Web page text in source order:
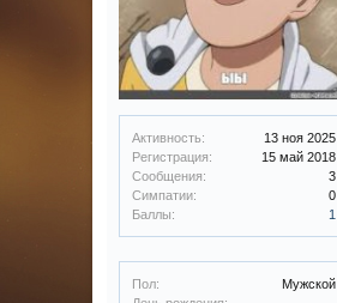
Активность:
13 ноя 2025
Регистрация:
15 май 2018
Сообщения:
3
Симпатии:
0
Баллы:
1
Пол:
Мужской